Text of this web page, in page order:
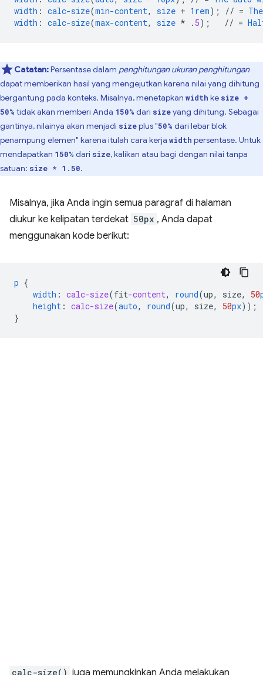
width : calc-size(min-content, size + 1rem); // = The
width : calc-size(max-content, size * . 5); // =
Catatan:Persentase dalam penghitungan ukuran penghitungan
dapat memberikan hasil yang mengejutkan karena nilai yang dihitung
bergantung pada konteks. Misalnya, menetapkan width ke size +
50% tidak akan memberi Anda 150% dari sizeyang dihitung. Sebagai
gantinya, nilainya akan menjadi sizeplus "50% dari lebar blok
penampung elemen" karena itulah cara kerja width persentase. Untuk
mendapatkan 150% dari size, kalikan atau bagi dengan nilai tanpa
satuan: size * 1.50.
Misalnya, jika Anda ingin semua paragraf di halaman
diukur ke kelipatan terdekat 50px , Anda dapat
menggunakan kode berikut:
p {
width : calc-size(fit-content, round(up, size, 50
height : calc-size(auto, round(up, size, 50px));
}
calc-size() juga memungkinkan Anda melakukan